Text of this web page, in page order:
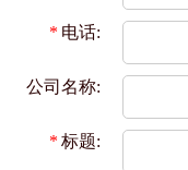
* 电话:
公司名称:
* 标题: